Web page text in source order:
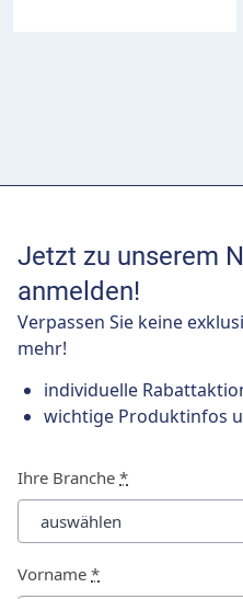
Jetzt zu unserem
anmelden!
Verpassen Sie keine
mehr!
individuelle
wichtige Produktinfos
Ihre Branche *
Vorname *